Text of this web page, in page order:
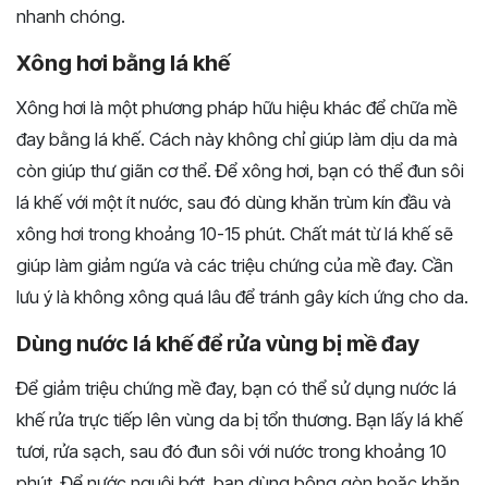
nhanh chóng.
Xông hơi bằng lá khế
Xông hơi là một phương pháp hữu hiệu khác để chữa mề
đay bằng lá khế. Cách này không chỉ giúp làm dịu da mà
còn giúp thư giãn cơ thể. Để xông hơi, bạn có thể đun sôi
lá khế với một ít nước, sau đó dùng khăn trùm kín đầu và
xông hơi trong khoảng 10-15 phút. Chất mát từ lá khế sẽ
giúp làm giảm ngứa và các triệu chứng của mề đay. Cần
lưu ý là không xông quá lâu để tránh gây kích ứng cho da.
Dùng nước lá khế để rửa vùng bị mề đay
Để giảm triệu chứng mề đay, bạn có thể sử dụng nước lá
khế rửa trực tiếp lên vùng da bị tổn thương. Bạn lấy lá khế
tươi, rửa sạch, sau đó đun sôi với nước trong khoảng 10